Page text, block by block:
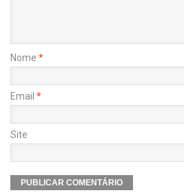
Nome *
Email *
Site